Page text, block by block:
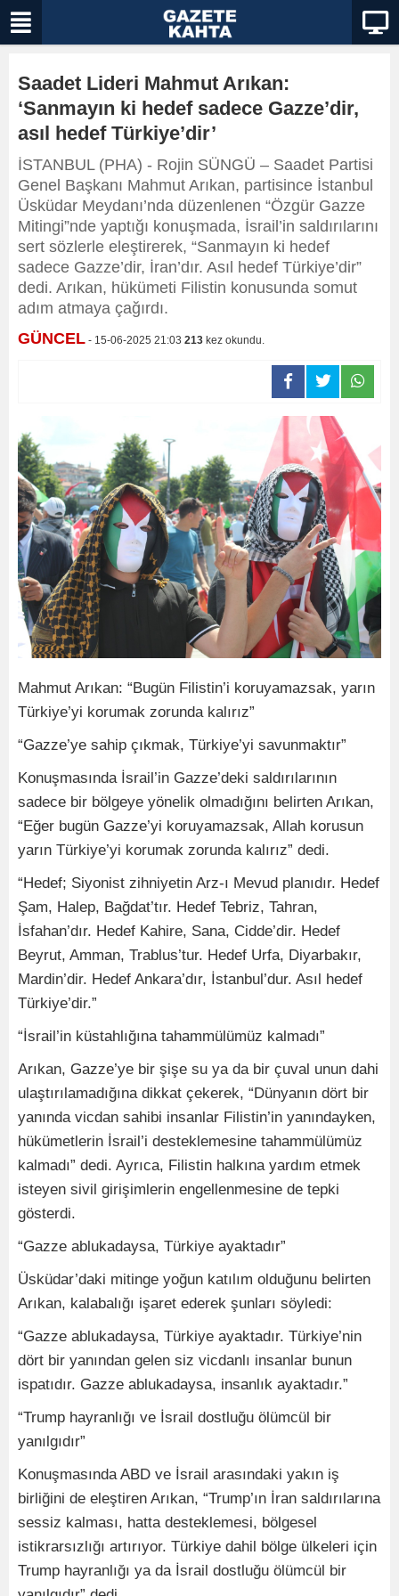
Saadet Lideri Mahmut Arıkan:
‘Sanmayın ki hedef sadece Gazze’dir,
asıl hedef Türkiye’dir’
İSTANBUL (PHA) - Rojin SÜNGÜ – Saadet Partisi
Genel Başkanı Mahmut Arıkan, partisince İstanbul
Üsküdar Meydanı’nda düzenlenen “Özgür Gazze
Mitingi”nde yaptığı konuşmada, İsrail’in saldırılarını
sert sözlerle eleştirerek, “Sanmayın ki hedef
sadece Gazze’dir, İran’dır. Asıl hedef Türkiye’dir”
dedi. Arıkan, hükümeti Filistin konusunda somut
adım atmaya çağırdı.
GÜNCEL - 15-06-2025 21:03 213 kez okundu.
Mahmut Arıkan: “Bugün Filistin’i koruyamazsak, yarın
Türkiye’yi korumak zorunda kalırız”
“Gazze’ye sahip çıkmak, Türkiye’yi savunmaktır”
Konuşmasında İsrail’in Gazze’deki saldırılarının
sadece bir bölgeye yönelik olmadığını belirten Arıkan,
“Eğer bugün Gazze’yi koruyamazsak, Allah korusun
yarın Türkiye’yi korumak zorunda kalırız” dedi.
“Hedef; Siyonist zihniyetin Arz-ı Mevud planıdır. Hedef
Şam, Halep, Bağdat’tır. Hedef Tebriz, Tahran,
İsfahan’dır. Hedef Kahire, Sana, Cidde’dir. Hedef
Beyrut, Amman, Trablus’tur. Hedef Urfa, Diyarbakır,
Mardin’dir. Hedef Ankara’dır, İstanbul’dur. Asıl hedef
Türkiye’dir.”
“İsrail’in küstahlığına tahammülümüz kalmadı”
Arıkan, Gazze’ye bir şişe su ya da bir çuval unun dahi
ulaştırılamadığına dikkat çekerek, “Dünyanın dört bir
yanında vicdan sahibi insanlar Filistin’in yanındayken,
hükümetlerin İsrail’i desteklemesine tahammülümüz
kalmadı” dedi. Ayrıca, Filistin halkına yardım etmek
isteyen sivil girişimlerin engellenmesine de tepki
gösterdi.
“Gazze ablukadaysa, Türkiye ayaktadır”
Üsküdar’daki mitinge yoğun katılım olduğunu belirten
Arıkan, kalabalığı işaret ederek şunları söyledi:
“Gazze ablukadaysa, Türkiye ayaktadır. Türkiye’nin
dört bir yanından gelen siz vicdanlı insanlar bunun
ispatıdır. Gazze ablukadaysa, insanlık ayaktadır.”
“Trump hayranlığı ve İsrail dostluğu ölümcül bir
yanılgıdır”
Konuşmasında ABD ve İsrail arasındaki yakın iş
birliğini de eleştiren Arıkan, “Trump’ın İran saldırılarına
sessiz kalması, hatta desteklemesi, bölgesel
istikrarsızlığı artırıyor. Türkiye dahil bölge ülkeleri için
Trump hayranlığı ya da İsrail dostluğu ölümcül bir